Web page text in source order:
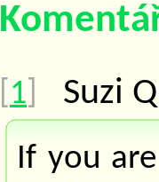
1 Suzi
If you